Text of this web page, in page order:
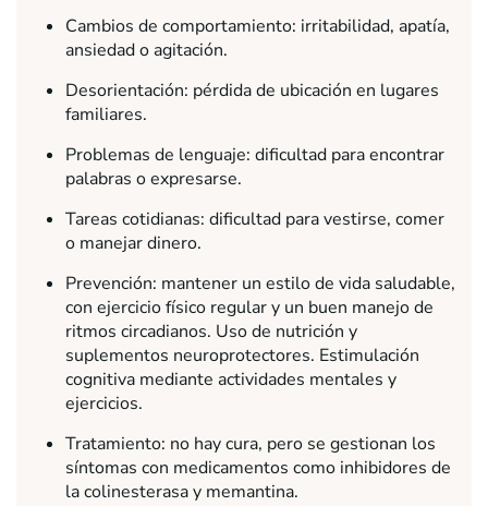
Cambios de comportamiento: irritabilidad, apatía,
ansiedad o agitación.
Desorientación: pérdida de ubicación en lugares
familiares.
Problemas de lenguaje: dificultad para encontrar
palabras o expresarse.
Tareas cotidianas: dificultad para vestirse, comer
o manejar dinero.
Prevención: mantener un estilo de vida saludable,
con ejercicio físico regular y un buen manejo de
ritmos circadianos. Uso de nutrición y
suplementos neuroprotectores. Estimulación
cognitiva mediante actividades mentales y
ejercicios.
Tratamiento: no hay cura, pero se gestionan los
síntomas con medicamentos como inhibidores de
la colinesterasa y memantina.